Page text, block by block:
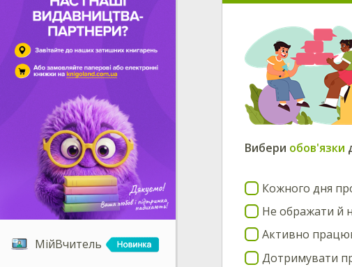
МійВчитель
Вибери обов'язки
Кожного дня
Не ображати й
Активно
Дотримувати